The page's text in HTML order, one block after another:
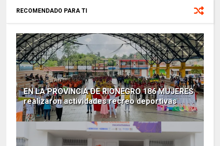
RECOMENDADO PARA TI
EN LA PROVINCIA DE RIONEGRO 186 MUJERES
realizaron actividades recreo deportivas